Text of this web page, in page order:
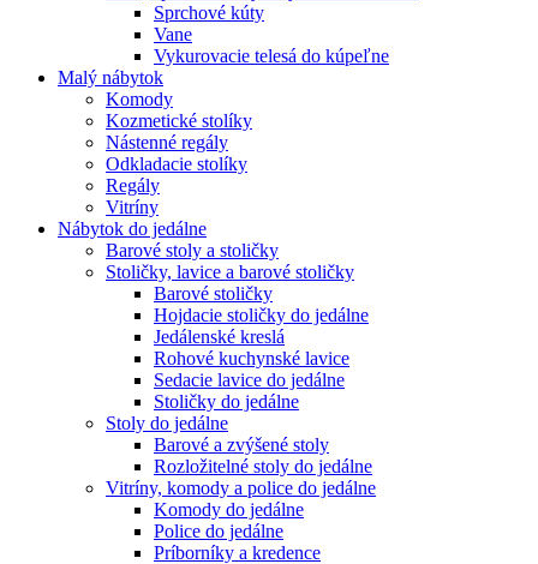
Sprchové kúty
Vane
Vykurovacie telesá do kúpeľne
Malý nábytok
Komody
Kozmetické stolíky
Nástenné regály
Odkladacie stolíky
Regály
Vitríny
Nábytok do jedálne
Barové stoly a stoličky
Stoličky, lavice a barové stoličky
Barové stoličky
Hojdacie stoličky do jedálne
Jedálenské kreslá
Rohové kuchynské lavice
Sedacie lavice do jedálne
Stoličky do jedálne
Stoly do jedálne
Barové a zvýšené stoly
Rozložitelné stoly do jedálne
Vitríny, komody a police do jedálne
Komody do jedálne
Police do jedálne
Príborníky a kredence